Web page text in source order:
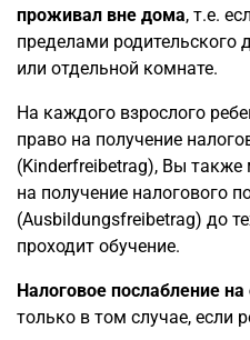
проживал вне дома, т.е.
пределами родительского
или отдельной комнате.
На каждого взрослого
право на получение
(Kinderfreibetrag), Вы также
на получение налогового
(Ausbildungsfreibetrag) до
проходит обучение.
Налоговое послабление на
только в том случае, если